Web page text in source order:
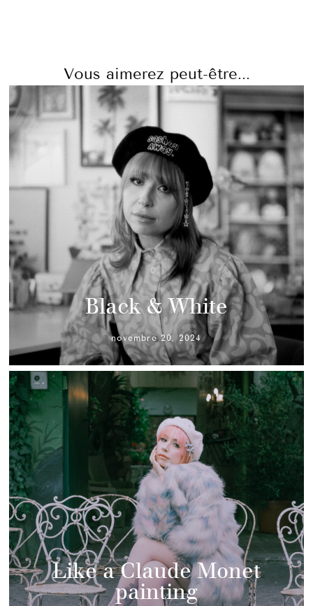
Vous aimerez peut-être...
Black & White
novembre 20, 2024
Like a Claude Monet
painting